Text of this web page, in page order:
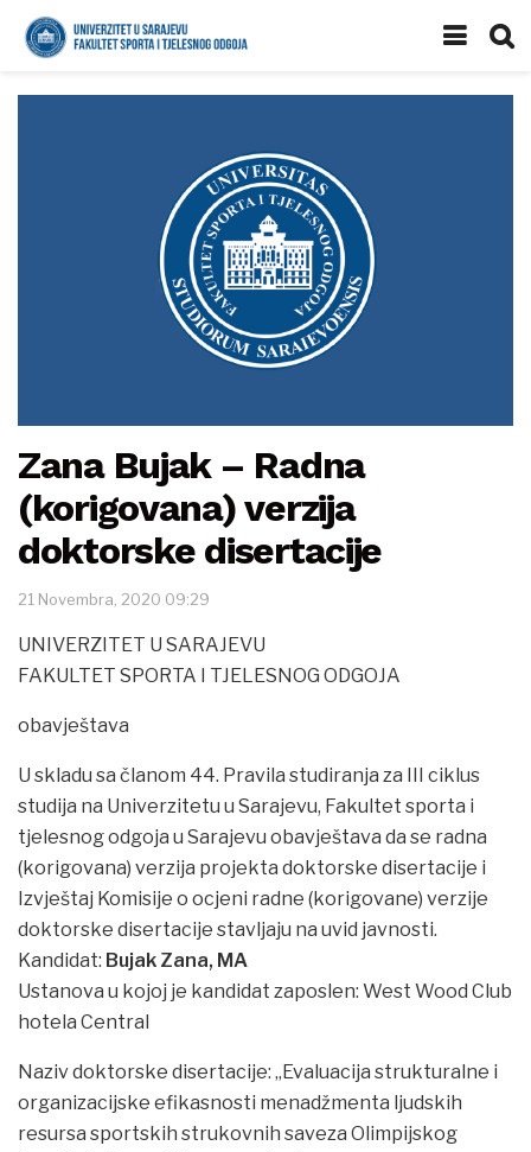
Zana Bujak – Radna
(korigovana) verzija
doktorske disertacije
21 Novembra, 2020 09:29
UNIVERZITET U SARAJEVU
FAKULTET SPORTA I TJELESNOG ODGOJA
obavještava
U skladu sa članom 44. Pravila studiranja za III ciklus
studija na Univerzitetu u Sarajevu, Fakultet sporta i
tjelesnog odgoja u Sarajevu obavještava da se radna
(korigovana) verzija projekta doktorske disertacije i
Izvještaj Komisije o ocjeni radne (korigovane) verzije
doktorske disertacije stavljaju na uvid javnosti.
Kandidat: Bujak Zana, MA
Ustanova u kojoj je kandidat zaposlen: West Wood Club
hotela Central
Naziv doktorske disertacije: „Evaluacija strukturalne i
organizacijske efikasnosti menadžmenta ljudskih
resursa sportskih strukovnih saveza Olimpijskog